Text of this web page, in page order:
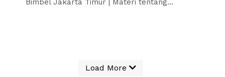
Bimbel Jakarta Timur | Materi tentang…
Load More